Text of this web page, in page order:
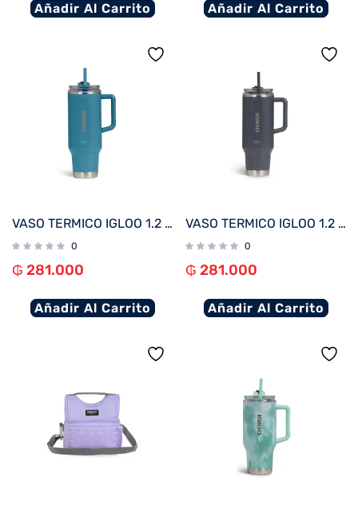
Añadir Al Carrito Añadir Al Carrito
VASO TERMICO IGLOO 1.2 LITROS AZUL MODERNO C/PAJITA 71228
0
₲ 281.000
Añadir Al Carrito
VASO TERMICO IGLOO 1.2 LITROS CARBONITE C/PAJITA 71227
0
₲ 281.000
Añadir Al Carrito